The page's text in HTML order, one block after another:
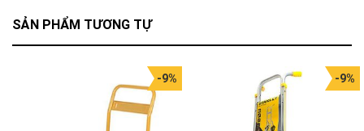
SẢN PHẨM TƯƠNG TỰ
-9% -9%